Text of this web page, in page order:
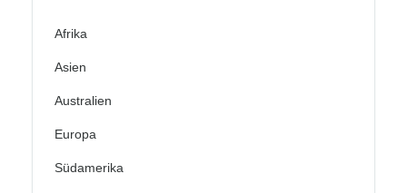
Afrika
Asien
Australien
Europa
Südamerika